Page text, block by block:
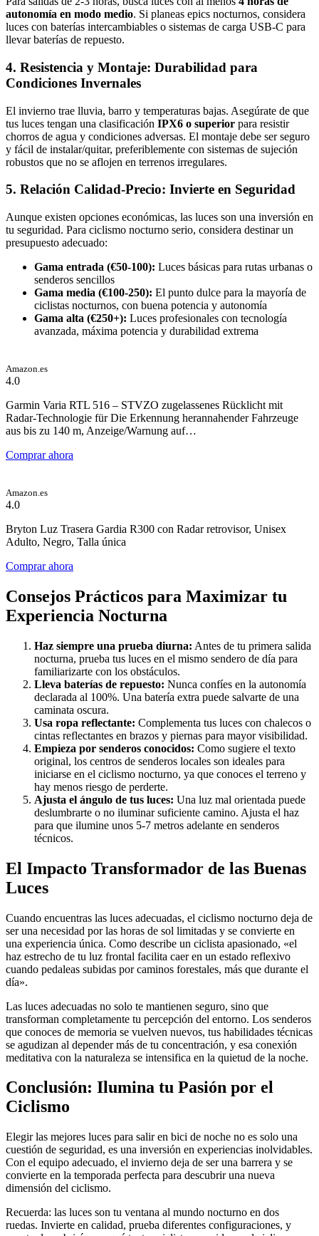
autonomía en modo medio. Si planeas epics nocturnos, considera
luces con baterías intercambiables o sistemas de carga USB-C para
llevar baterías de repuesto.
4. Resistencia y Montaje: Durabilidad para
Condiciones Invernales
El invierno trae lluvia, barro y temperaturas bajas. Asegúrate de que
tus luces tengan una clasificación IPX6 o superior para resistir
chorros de agua y condiciones adversas. El montaje debe ser seguro
y fácil de instalar/quitar, preferiblemente con sistemas de sujeción
robustos que no se aflojen en terrenos irregulares.
5. Relación Calidad-Precio: Invierte en Seguridad
Aunque existen opciones económicas, las luces son una inversión en
tu seguridad. Para ciclismo nocturno serio, considera destinar un
presupuesto adecuado:
Gama entrada (€50-100): Luces básicas para rutas urbanas o
senderos sencillos
Gama media (€100-250): El punto dulce para la mayoría de
ciclistas nocturnos, con buena potencia y autonomía
Gama alta (€250+): Luces profesionales con tecnología
avanzada, máxima potencia y durabilidad extrema
Amazon.es
4.0
Garmin Varia RTL 516 – STVZO zugelassenes Rücklicht mit
Radar-Technologie für Die Erkennung herannahender Fahrzeuge
aus bis zu 140 m, Anzeige/Warnung auf…
Comprar ahora
Amazon.es
4.0
Bryton Luz Trasera Gardia R300 con Radar retrovisor, Unisex
Adulto, Negro, Talla única
Comprar ahora
Consejos Prácticos para Maximizar tu
Experiencia Nocturna
Haz siempre una prueba diurna: Antes de tu primera salida
nocturna, prueba tus luces en el mismo sendero de día para
familiarizarte con los obstáculos.
Lleva baterías de repuesto: Nunca confíes en la autonomía
declarada al 100%. Una batería extra puede salvarte de una
caminata oscura.
Usa ropa reflectante: Complementa tus luces con chalecos o
cintas reflectantes en brazos y piernas para mayor visibilidad.
Empieza por senderos conocidos: Como sugiere el texto
original, los centros de senderos locales son ideales para
iniciarse en el ciclismo nocturno, ya que conoces el terreno y
hay menos riesgo de perderte.
Ajusta el ángulo de tus luces: Una luz mal orientada puede
deslumbrarte o no iluminar suficiente camino. Ajusta el haz
para que ilumine unos 5-7 metros adelante en senderos
técnicos.
El Impacto Transformador de las Buenas
Luces
Cuando encuentras las luces adecuadas, el ciclismo nocturno deja de
ser una necesidad por las horas de sol limitadas y se convierte en
una experiencia única. Como describe un ciclista apasionado, «el
haz estrecho de tu luz frontal facilita caer en un estado reflexivo
cuando pedaleas subidas por caminos forestales, más que durante el
día».
Las luces adecuadas no solo te mantienen seguro, sino que
transforman completamente tu percepción del entorno. Los senderos
que conoces de memoria se vuelven nuevos, tus habilidades técnicas
se agudizan al depender más de tu concentración, y esa conexión
meditativa con la naturaleza se intensifica en la quietud de la noche.
Conclusión: Ilumina tu Pasión por el
Ciclismo
Elegir las mejores luces para salir en bici de noche no es solo una
cuestión de seguridad, es una inversión en experiencias inolvidables.
Con el equipo adecuado, el invierno deja de ser una barrera y se
convierte en la temporada perfecta para descubrir una nueva
dimensión del ciclismo.
Recuerda: las luces son tu ventana al mundo nocturno en dos
ruedas. Invierte en calidad, prueba diferentes configuraciones, y